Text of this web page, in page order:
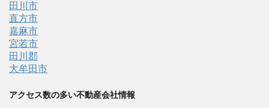
田川市
直方市
嘉麻市
宮若市
田川郡
大牟田市
アクセス数の多い不動産会社情報